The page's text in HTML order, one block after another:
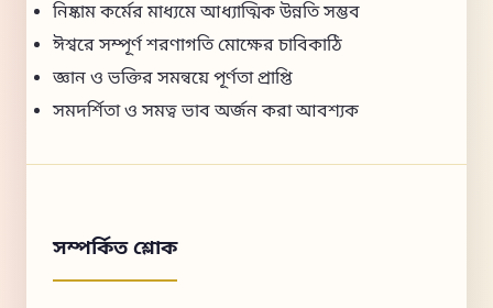
নিষ্কাম কর্মের মাধ্যমে আধ্যাত্মিক উন্নতি সম্ভব
ঈশ্বরে সম্পূর্ণ শরণাগতি মোক্ষের চাবিকাঠি
জ্ঞান ও ভক্তির সমন্বয়ে পূর্ণতা প্রাপ্তি
সমদর্শিতা ও সমত্ব ভাব অর্জন করা আবশ্যক
সম্পর্কিত শ্লোক